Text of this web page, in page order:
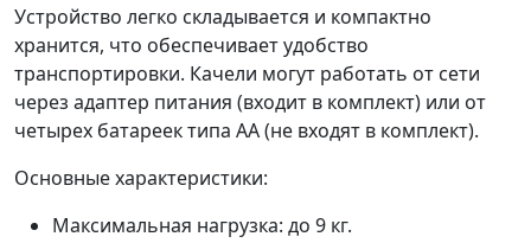
Устройство легко складывается и компактно
хранится, что обеспечивает удобство
транспортировки. Качели могут работать от сети
через адаптер питания (входит в комплект) или от
четырех батареек типа АА (не входят в комплект).
Основные характеристики:
Максимальная нагрузка: до 9 кг.